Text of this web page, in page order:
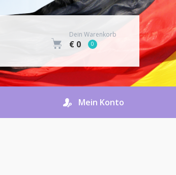
Dein Warenkorb
€ 0 0
Mein Konto